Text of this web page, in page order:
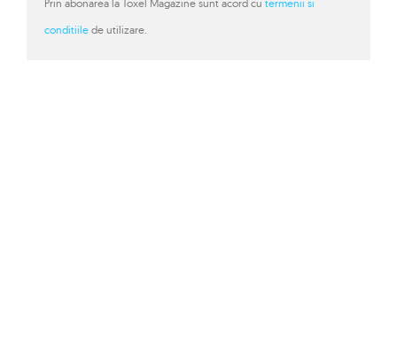
Prin abonarea la Toxel Magazine sunt acord cu termenii si
conditiile de utilizare.